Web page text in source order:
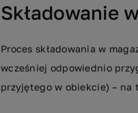
Składowanie
Proces składowania w
wcześniej odpowiednio
przyjętego w obiekcie) – na